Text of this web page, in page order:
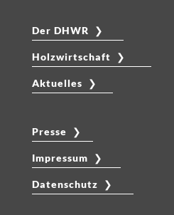
Der DHWR ❯
Holzwirtschaft ❯
Aktuelles ❯
Presse ❯
Impressum ❯
Datenschutz ❯